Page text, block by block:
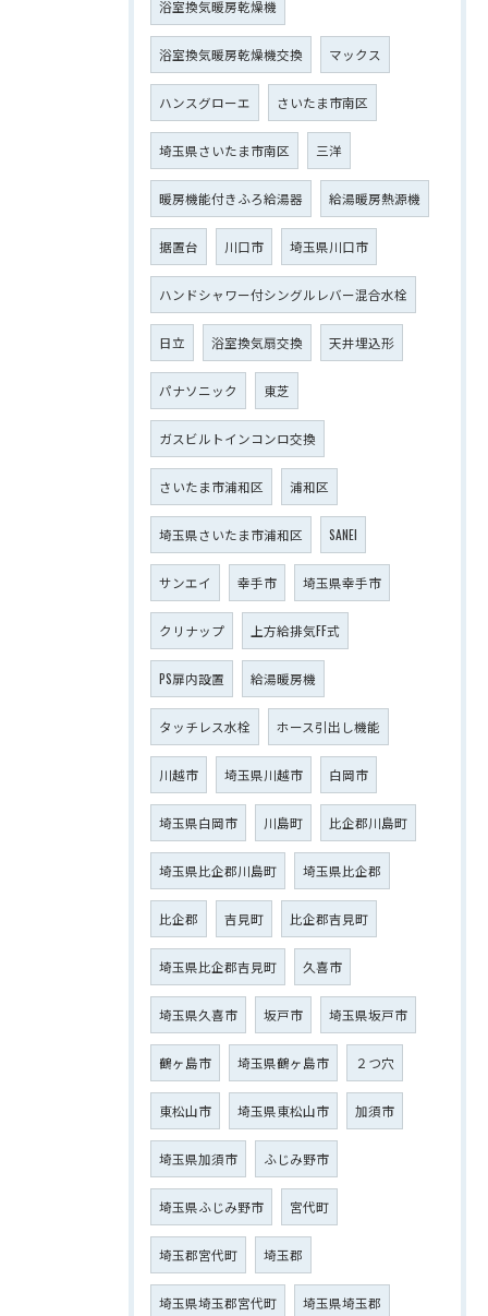
浴室換気暖房乾燥機
浴室換気暖房乾燥機交換 マックス
ハンスグローエ さいたま市南区
埼玉県さいたま市南区 三洋
暖房機能付きふろ給湯器 給湯暖房熱源機
据置台 川口市 埼玉県川口市
ハンドシャワー付シングルレバー混合水栓
日立 浴室換気扇交換 天井埋込形
パナソニック 東芝
ガスビルトインコンロ交換
さいたま市浦和区 浦和区
埼玉県さいたま市浦和区 SANEI
サンエイ 幸手市 埼玉県幸手市
クリナップ 上方給排気FF式
PS扉内設置 給湯暖房機
タッチレス水栓 ホース引出し機能
川越市 埼玉県川越市 白岡市
埼玉県白岡市 川島町 比企郡川島町
埼玉県比企郡川島町 埼玉県比企郡
比企郡 吉見町 比企郡吉見町
埼玉県比企郡吉見町 久喜市
埼玉県久喜市 坂戸市 埼玉県坂戸市
鶴ヶ島市 埼玉県鶴ヶ島市 ２つ穴
東松山市 埼玉県東松山市 加須市
埼玉県加須市 ふじみ野市
埼玉県ふじみ野市 宮代町
埼玉郡宮代町 埼玉郡
埼玉県埼玉郡宮代町 埼玉県埼玉郡